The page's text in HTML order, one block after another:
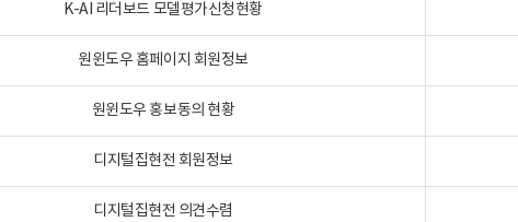
K-AI 리더보드 모델평가신청현황
원윈도우 홈페이지 회원정보
원윈도우 홍보동의 현황
디지털집현전 회원정보
디지털집현전 의견수렴